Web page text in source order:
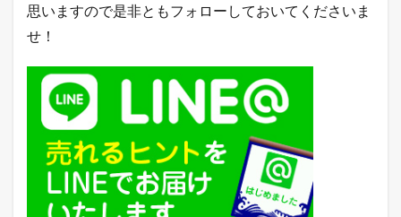
5
今
の
主
要
ー
ル
の
注
件
思いますので是非ともフォローしておいてくださいま
せ！